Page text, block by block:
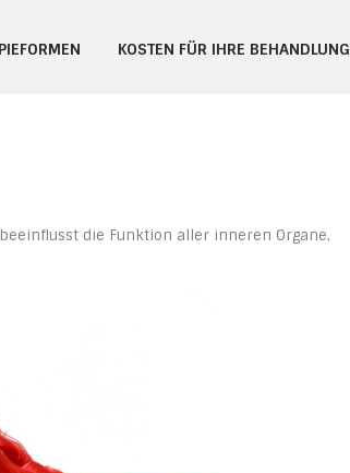
KOSTEN FÜR IHRE BEHANDLUNG
die Funktion aller inneren Organe,